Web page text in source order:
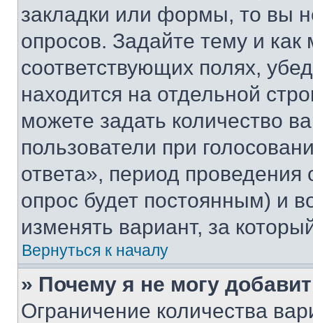
закладки или формы, то вы
опросов. Задайте тему и
соответствующих полях,
находится на отдельной
можете задать количество
пользователи при
ответа», период проведения
опрос будет постоянным) и
изменять вариант, за
Вернуться к началу
» Почему я не могу
Ограничение количества